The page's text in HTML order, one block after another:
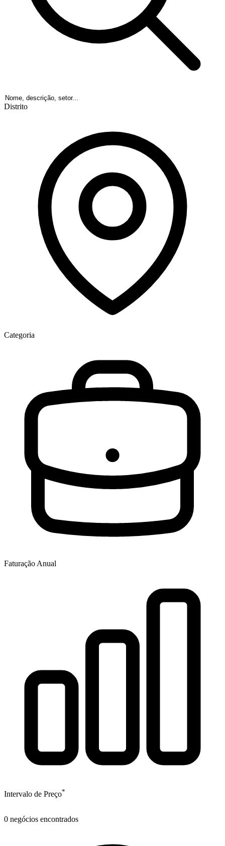
Distrito
Categoria
Faturação Anual
Intervalo de Preço*
0 negócios encontrados